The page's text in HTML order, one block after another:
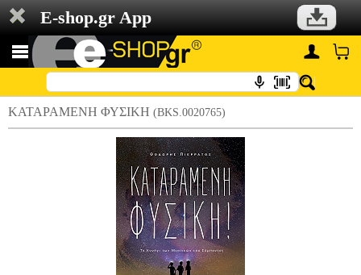
E-shop.gr App
ΚΑΤΑΡΑΜΕΝΗ ΦΥΣΙΚΗ (BKS.0020765)